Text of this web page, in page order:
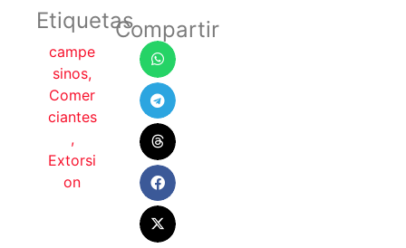
Etiquetas
campe
sinos,
Comer
ciantes
,
Extorsi
on
Compartir